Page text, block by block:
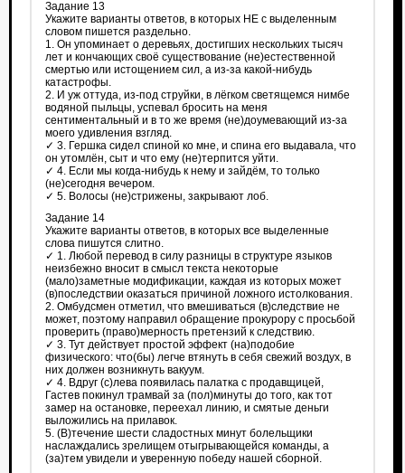
Задание 13
Укажите варианты ответов, в которых НЕ с выделенным
словом пишется раздельно.
1. Он упоминает о деревьях, достигших нескольких тысяч
лет и кончающих своё существование (не)естественной
смертью или истощением сил, а из-за какой-нибудь
катастрофы.
2. И уж оттуда, из-под струйки, в лёгком светящемся нимбе
водяной пыльцы, успевал бросить на меня
сентиментальный и в то же время (не)доумевающий из-за
моего удивления взгляд.
✓ 3. Гершка сидел спиной ко мне, и спина его выдавала, что
он утомлён, сыт и что ему (не)терпится уйти.
✓ 4. Если мы когда-нибудь к нему и зайдём, то только
(не)сегодня вечером.
✓ 5. Волосы (не)стрижены, закрывают лоб.
Задание 14
Укажите варианты ответов, в которых все выделенные
слова пишутся слитно.
✓ 1. Любой перевод в силу разницы в структуре языков
неизбежно вносит в смысл текста некоторые
(мало)заметные модификации, каждая из которых может
(в)последствии оказаться причиной ложного истолкования.
2. Омбудсмен отметил, что вмешиваться (в)следствие не
может, поэтому направил обращение прокурору с просьбой
проверить (право)мерность претензий к следствию.
✓ 3. Тут действует простой эффект (на)подобие
физического: что(бы) легче втянуть в себя свежий воздух, в
них должен возникнуть вакуум.
✓ 4. Вдруг (с)лева появилась палатка с продавщицей,
Гастев покинул трамвай за (пол)минуты до того, как тот
замер на остановке, переехал линию, и смятые деньги
выложились на прилавок.
5. (В)течение шести сладостных минут болельщики
наслаждались зрелищем отыгрывающейся команды, а
(за)тем увидели и уверенную победу нашей сборной.